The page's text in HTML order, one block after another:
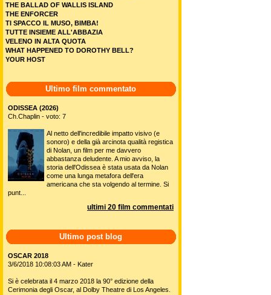
THE BALLAD OF WALLIS ISLAND
THE ENFORCER
TI SPACCO IL MUSO, BIMBA!
TUTTE INSIEME ALL'ABBAZIA
VELENO IN ALTA QUOTA
WHAT HAPPENED TO DOROTHY BELL?
YOUR HOST
Ultimo film commentato
ODISSEA (2026)
Ch.Chaplin - voto: 7
Al netto dell'incredibile impatto visivo (e
sonoro) e della già arcinota qualità registica
di Nolan, un film per me davvero
abbastanza deludente. A mio avviso, la
storia dell'Odissea è stata usata da Nolan
come una lunga metafora dell'era
americana che sta volgendo al termine. Si
punt...
ultimi 20 film commentati
Ultimo post blog
OSCAR 2018
3/6/2018 10:08:03 AM - Kater
Si è celebrata il 4 marzo 2018 la 90° edizione della
Cerimonia degli Oscar, al Dolby Theatre di Los Angeles.